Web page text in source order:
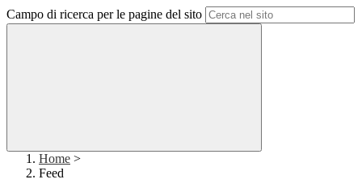
Campo di ricerca per le pagine del sito
Home >
Feed